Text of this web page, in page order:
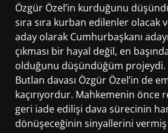
Özgür Özel’in kurduğunu
sıra sıra kurban edilenler olacak
aday olarak Cumhurbaşkanı
çıkması bir hayal değil, en
olduğunu düşündüğüm projeydi.
Butlan davası Özgür Özel’in de
kaçırıyordur. Mahkemenin önce
geri iade edilişi dava sürecinin
dönüşeceğinin sinyallerini